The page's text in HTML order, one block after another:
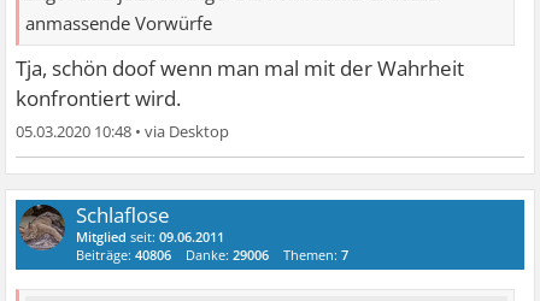
anmassende Vorwürfe
Tja, schön doof wenn man mal mit der Wahrheit
konfrontiert wird.
05.03.2020 10:48 •
Schlaflose
Mitglied seit:09.06.2011
Beiträge:40806 Danke:29006 Themen:7